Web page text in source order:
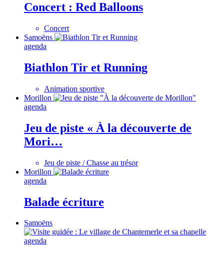
Concert : Red Balloons
Concert
Samoëns
agenda
Biathlon Tir et Running
Animation sportive
Morillon
agenda
Jeu de piste « À la découverte de
Mori…
Jeu de piste / Chasse au trésor
Morillon
agenda
Balade écriture
Samoëns
agenda